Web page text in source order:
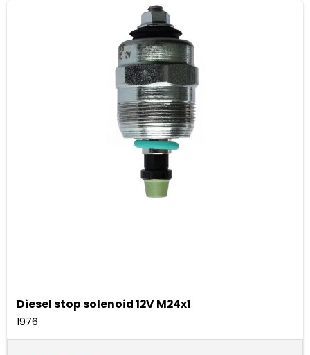
Diesel stop solenoid 12V M24x1
1976